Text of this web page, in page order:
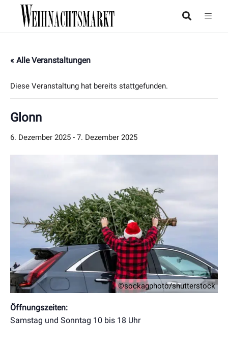
« Alle Veranstaltungen
Diese Veranstaltung hat bereits stattgefunden.
Glonn
6. Dezember 2025 - 7. Dezember 2025
©sockagphoto/shutterstock
Öffnungszeiten:
Samstag und Sonntag 10 bis 18 Uhr